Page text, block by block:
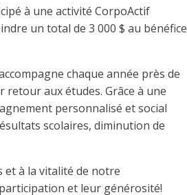
à une activité CorpoActif
un total de 3 000 $ au bénéfice
chaque année près de
aux études. Grâce à une
personnalisé et social
scolaires, diminution de
et à la vitalité de notre
et leur générosité!